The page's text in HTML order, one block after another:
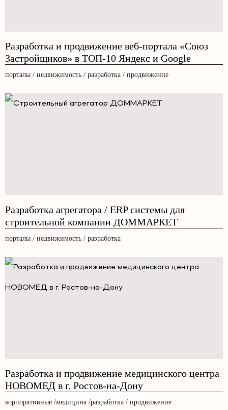
Разработка и продвижение веб-портала «Союз
Застройщиков» в ТОП-10 Яндекс и Google
порталы / недвижимость / разработка / продвижение
Разработка агрегатора / ERP системы для
строительной компании ДОММАРКЕТ
порталы / недвижимость / разработка
Разработка и продвижение медицинского центра
НОВОМЕД в г. Ростов-на-Дону
корпоративные /медицина /разработка / продвижение